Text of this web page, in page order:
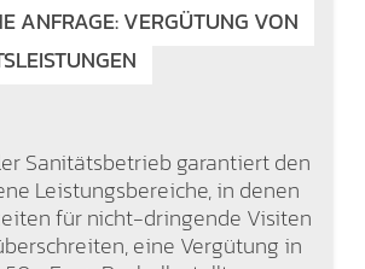
ANFRAGE: VERGÜTUNG VON
Sanitätsbetrieb garantiert den
Leistungsbereiche, in denen
für nicht-dringende Visiten
eine Vergütung in